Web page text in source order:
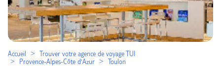
Accueil
Trouver votre agence de voyage TUI
Provence-Alpes-Côte d'Azur
Toulon